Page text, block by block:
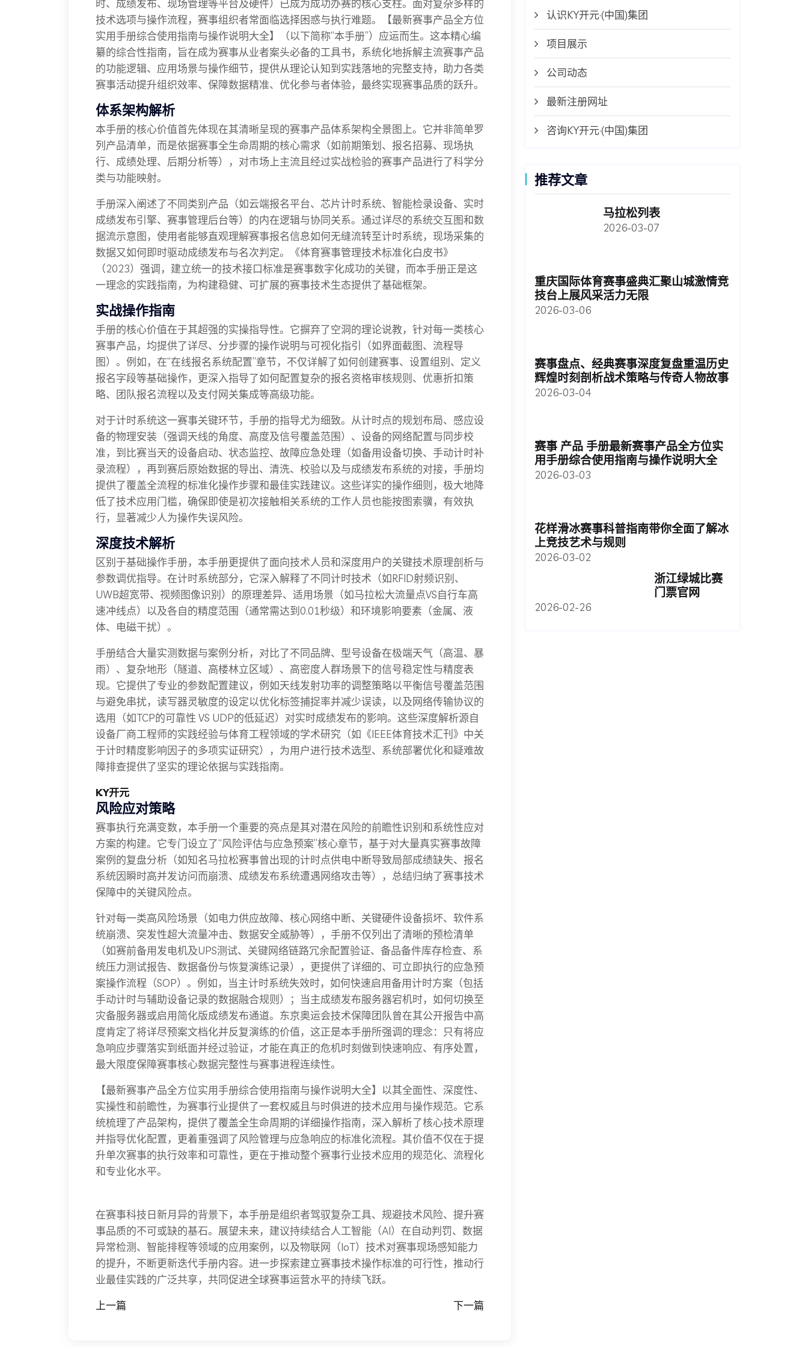
时、成绩发布、现场管理等平台及硬件）已成为成功办赛的核心支柱。面对复杂多样的
技术选项与操作流程，赛事组织者常面临选择困惑与执行难题。【最新赛事产品全方位
实用手册综合使用指南与操作说明大全】（以下简称“本手册”）应运而生。这本精心编
纂的综合性指南，旨在成为赛事从业者案头必备的工具书，系统化地拆解主流赛事产品
的功能逻辑、应用场景与操作细节，提供从理论认知到实践落地的完整支持，助力各类
赛事活动提升组织效率、保障数据精准、优化参与者体验，最终实现赛事品质的跃升。
体系架构解析
本手册的核心价值首先体现在其清晰呈现的赛事产品体系架构全景图上。它并非简单罗
列产品清单，而是依据赛事全生命周期的核心需求（如前期策划、报名招募、现场执
行、成绩处理、后期分析等），对市场上主流且经过实战检验的赛事产品进行了科学分
类与功能映射。
手册深入阐述了不同类别产品（如云端报名平台、芯片计时系统、智能检录设备、实时
成绩发布引擎、赛事管理后台等）的内在逻辑与协同关系。通过详尽的系统交互图和数
据流示意图，使用者能够直观理解赛事报名信息如何无缝流转至计时系统，现场采集的
数据又如何即时驱动成绩发布与名次判定。《体育赛事管理技术标准化白皮书》
（2023）强调，建立统一的技术接口标准是赛事数字化成功的关键，而本手册正是这
一理念的实践指南，为构建稳健、可扩展的赛事技术生态提供了基础框架。
实战操作指南
手册的核心价值在于其超强的实操指导性。它摒弃了空洞的理论说教，针对每一类核心
赛事产品，均提供了详尽、分步骤的操作说明与可视化指引（如界面截图、流程导
图）。例如，在“在线报名系统配置”章节，不仅详解了如何创建赛事、设置组别、定义
报名字段等基础操作，更深入指导了如何配置复杂的报名资格审核规则、优惠折扣策
略、团队报名流程以及支付网关集成等高级功能。
对于计时系统这一赛事关键环节，手册的指导尤为细致。从计时点的规划布局、感应设
备的物理安装（强调天线的角度、高度及信号覆盖范围）、设备的网络配置与同步校
准，到比赛当天的设备启动、状态监控、故障应急处理（如备用设备切换、手动计时补
录流程），再到赛后原始数据的导出、清洗、校验以及与成绩发布系统的对接，手册均
提供了覆盖全流程的标准化操作步骤和最佳实践建议。这些详实的操作细则，极大地降
低了技术应用门槛，确保即使是初次接触相关系统的工作人员也能按图索骥，有效执
行，显著减少人为操作失误风险。
深度技术解析
区别于基础操作手册，本手册更提供了面向技术人员和深度用户的关键技术原理剖析与
参数调优指导。在计时系统部分，它深入解释了不同计时技术（如RFID射频识别、
UWB超宽带、视频图像识别）的原理差异、适用场景（如马拉松大流量点VS自行车高
速冲线点）以及各自的精度范围（通常需达到0.01秒级）和环境影响要素（金属、液
体、电磁干扰）。
手册结合大量实测数据与案例分析，对比了不同品牌、型号设备在极端天气（高温、暴
雨）、复杂地形（隧道、高楼林立区域）、高密度人群场景下的信号稳定性与精度表
现。它提供了专业的参数配置建议，例如天线发射功率的调整策略以平衡信号覆盖范围
与避免串扰，读写器灵敏度的设定以优化标签捕捉率并减少误读，以及网络传输协议的
选用（如TCP的可靠性 VS UDP的低延迟）对实时成绩发布的影响。这些深度解析源自
设备厂商工程师的实践经验与体育工程领域的学术研究（如《IEEE体育技术汇刊》中关
于计时精度影响因子的多项实证研究），为用户进行技术选型、系统部署优化和疑难故
障排查提供了坚实的理论依据与实践指南。
KY开元
风险应对策略
赛事执行充满变数，本手册一个重要的亮点是其对潜在风险的前瞻性识别和系统性应对
方案的构建。它专门设立了“风险评估与应急预案”核心章节，基于对大量真实赛事故障
案例的复盘分析（如知名马拉松赛事曾出现的计时点供电中断导致局部成绩缺失、报名
系统因瞬时高并发访问而崩溃、成绩发布系统遭遇网络攻击等），总结归纳了赛事技术
保障中的关键风险点。
针对每一类高风险场景（如电力供应故障、核心网络中断、关键硬件设备损坏、软件系
统崩溃、突发性超大流量冲击、数据安全威胁等），手册不仅列出了清晰的预检清单
（如赛前备用发电机及UPS测试、关键网络链路冗余配置验证、备品备件库存检查、系
统压力测试报告、数据备份与恢复演练记录），更提供了详细的、可立即执行的应急预
案操作流程（SOP）。例如，当主计时系统失效时，如何快速启用备用计时方案（包括
手动计时与辅助设备记录的数据融合规则）；当主成绩发布服务器宕机时，如何切换至
灾备服务器或启用简化版成绩发布通道。东京奥运会技术保障团队曾在其公开报告中高
度肯定了将详尽预案文档化并反复演练的价值，这正是本手册所强调的理念：只有将应
急响应步骤落实到纸面并经过验证，才能在真正的危机时刻做到快速响应、有序处置，
最大限度保障赛事核心数据完整性与赛事进程连续性。
【最新赛事产品全方位实用手册综合使用指南与操作说明大全】以其全面性、深度性、
实操性和前瞻性，为赛事行业提供了一套权威且与时俱进的技术应用与操作规范。它系
统梳理了产品架构，提供了覆盖全生命周期的详细操作指南，深入解析了核心技术原理
并指导优化配置，更着重强调了风险管理与应急响应的标准化流程。其价值不仅在于提
升单次赛事的执行效率和可靠性，更在于推动整个赛事行业技术应用的规范化、流程化
和专业化水平。
在赛事科技日新月异的背景下，本手册是组织者驾驭复杂工具、规避技术风险、提升赛
事品质的不可或缺的基石。展望未来，建议持续结合人工智能（AI）在自动判罚、数据
异常检测、智能排程等领域的应用案例，以及物联网（IoT）技术对赛事现场感知能力
的提升，不断更新迭代手册内容。进一步探索建立赛事技术操作标准的可行性，推动行
业最佳实践的广泛共享，共同促进全球赛事运营水平的持续飞跃。
上一篇 下一篇
认识KY开元·(中国)集团
项目展示
公司动态
最新注册网址
咨询KY开元·(中国)集团
推荐文章
马拉松列表
2026-03-07
重庆国际体育赛事盛典汇聚山城激情竞
技台上展风采活力无限
2026-03-06
赛事盘点、经典赛事深度复盘重温历史
辉煌时刻剖析战术策略与传奇人物故事
2026-03-04
赛事 产品 手册最新赛事产品全方位实
用手册综合使用指南与操作说明大全
2026-03-03
花样滑冰赛事科普指南带你全面了解冰
上竞技艺术与规则
2026-03-02
浙江绿城比赛
门票官网
2026-02-26